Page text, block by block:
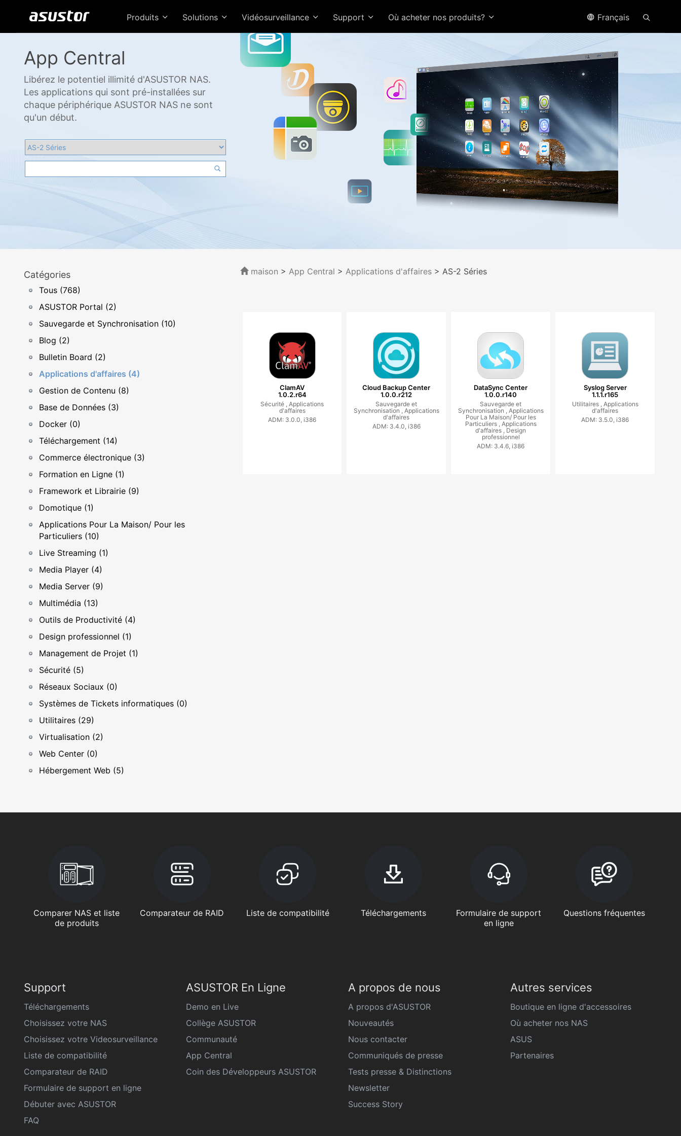
Produits Solutions Vidéosurveillance Support Où acheter nos produits? Français
App Central
Libérez le potentiel illimité d'ASUSTOR NAS.
Les applications qui sont pré-installées sur
chaque périphérique ASUSTOR NAS ne sont
qu'un début.
Catégories
Tous (768)
ASUSTOR Portal (2)
Sauvegarde et Synchronisation (10)
Blog (2)
Bulletin Board (2)
Applications d'affaires (4)
Gestion de Contenu (8)
Base de Données (3)
Docker (0)
Téléchargement (14)
Commerce électronique (3)
Formation en Ligne (1)
Framework et Librairie (9)
Domotique (1)
Applications Pour La Maison/ Pour les
Particuliers (10)
Live Streaming (1)
Media Player (4)
Media Server (9)
Multimédia (13)
Outils de Productivité (4)
Design professionnel (1)
Management de Projet (1)
Sécurité (5)
Réseaux Sociaux (0)
Systèmes de Tickets informatiques (0)
Utilitaires (29)
Virtualisation (2)
Web Center (0)
Hébergement Web (5)
maison > App Central > Applications d'affaires > AS-2 Séries
ClamAV
1.0.2.r64
Sécurité ,Applications
d'affaires
ADM: 3.0.0, i386
Cloud Backup Center
1.0.0.r212
Sauvegarde et
Synchronisation , Applications
d'affaires
ADM: 3.4.0, i386
DataSync Center
1.0.0.r140
Sauvegarde et
Synchronisation , Applications
Pour La Maison/ Pour les
Particuliers , Applications
d'affaires , Design
professionnel
ADM: 3.4.6, i386
Syslog Server
1.1.1.r165
Utilitaires , Applications
d'affaires
ADM: 3.5.0, i386
Comparer NAS et liste
de produits
Comparateur de RAID Liste de compatibilité Téléchargements
Formulaire de support
en ligne
Questions fréquentes
Support
Téléchargements
Choisissez votre NAS
Choisissez votre Videosurveillance
Liste de compatibilité
Comparateur de RAID
Formulaire de support en ligne
Débuter avec ASUSTOR
FAQ
ASUSTOR En Ligne
Demo en Live
Collège ASUSTOR
Communauté
App Central
Coin des Développeurs ASUSTOR
A propos de nous
A propos d'ASUSTOR
Nouveautés
Nous contacter
Communiqués de presse
Tests presse & Distinctions
Newsletter
Success Story
Autres services
Boutique en ligne d'accessoires
Où acheter nos NAS
ASUS
Partenaires